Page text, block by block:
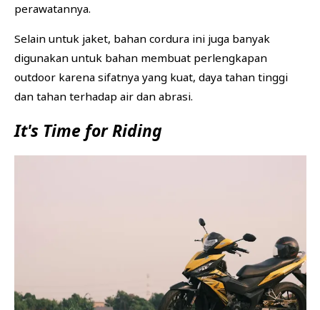
perawatannya.
Selain untuk jaket, bahan cordura ini juga banyak
digunakan untuk bahan membuat perlengkapan
outdoor karena sifatnya yang kuat, daya tahan tinggi
dan tahan terhadap air dan abrasi.
It's Time for Riding